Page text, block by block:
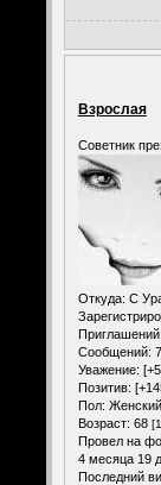
Взрослая
Советник
Откуда: С
Приглашений:
Сообщений:
Уважение:
Позитив:
Пол: Женский
Возраст: 68
Провел на
4 месяца 19
Последний